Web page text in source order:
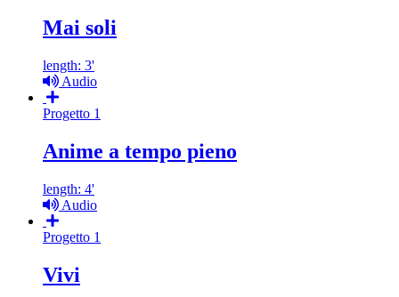
Mai soli
length: 3'
Audio
Progetto 1
Anime a tempo pieno
length: 4'
Audio
Progetto 1
Vivi